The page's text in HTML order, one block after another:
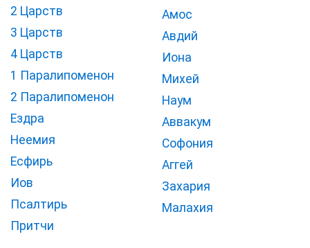
2 Царств
3 Царств
4 Царств
1 Паралипоменон
2 Паралипоменон
Ездра
Неемия
Есфирь
Иов
Псалтирь
Притчи
Амос
Авдий
Иона
Михей
Наум
Аввакум
Софония
Аггей
Захария
Малахия